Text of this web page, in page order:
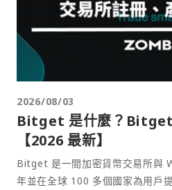
2026/08/03
Bitget 是什麼？Bitget
【2026 最新】
Bitget 是一間加密貨幣交易所與
年並在全球 100 多個國家為用戶